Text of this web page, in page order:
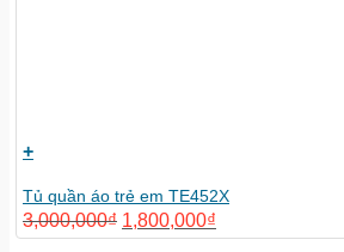
+
Tủ quần áo trẻ em TE452X
3,000,000₫ 1,800,000₫